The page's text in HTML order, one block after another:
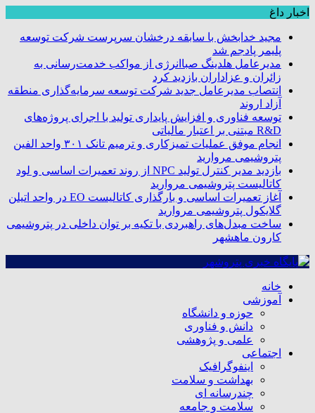
اخبار داغ
مجید خدابخش با سابقه درخشان سرپرست شرکت توسعه
پلیمر پادجم شد
مدیرعامل هلدینگ صباانرژی از مواکب خدمت‌رسانی به
زائران و عزاداران بازدید کرد
انتصاب مدیرعامل جدید شرکت توسعه سرمایه‌گذاری منطقه
آزاد اروند
توسعه فناوری و افزایش پایداری تولید با اجرای پروژه‌های
R&D مبتنی بر اعتبار مالیاتی
انجام موفق عملیات تمیزکاری و ترمیم تانک ۳۰۱ واحد الفین
پتروشیمی مروارید
بازدید مدیر کنترل تولید NPC از روند تعمیرات اساسی و لود
کاتالیست پتروشیمی مروارید
آغاز تعمیرات اساسی و بارگذاری کاتالیست EO در واحد اتیلن
گلایکول پتروشیمی مروارید
ساخت مبدل‌های راهبردی با تکیه بر توان داخلی در پتروشیمی
کارون ماهشهر
خانه
آموزشی
حوزه و دانشگاه
دانش و فناوری
علمی و پژوهشی
اجتماعی
اینفوگرافیک
بهداشت و سلامت
چندرسانه ای
سلامت و جامعه